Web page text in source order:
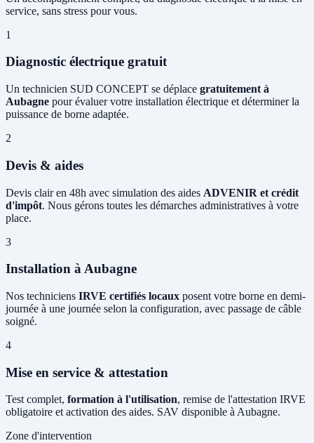
service, sans stress pour vous.
1
Diagnostic électrique gratuit
Un technicien SUD CONCEPT se déplace gratuitement à
Aubagne pour évaluer votre installation électrique et déterminer la
puissance de borne adaptée.
2
Devis & aides
Devis clair en 48h avec simulation des aides ADVENIR et crédit
d'impôt. Nous gérons toutes les démarches administratives à votre
place.
3
Installation à Aubagne
Nos techniciens IRVE certifiés locaux posent votre borne en demi-
journée à une journée selon la configuration, avec passage de câble
soigné.
4
Mise en service & attestation
Test complet, formation à l'utilisation, remise de l'attestation IRVE
obligatoire et activation des aides. SAV disponible à Aubagne.
Zone d'intervention